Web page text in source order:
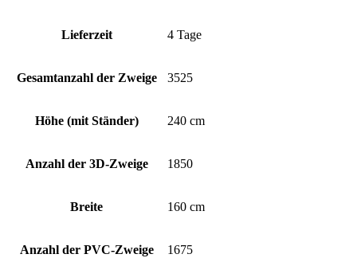
Lieferzeit 4 Tage
Gesamtanzahl der Zweige 3525
Höhe (mit Ständer) 240 cm
Anzahl der 3D-Zweige 1850
Breite 160 cm
Anzahl der PVC-Zweige 1675